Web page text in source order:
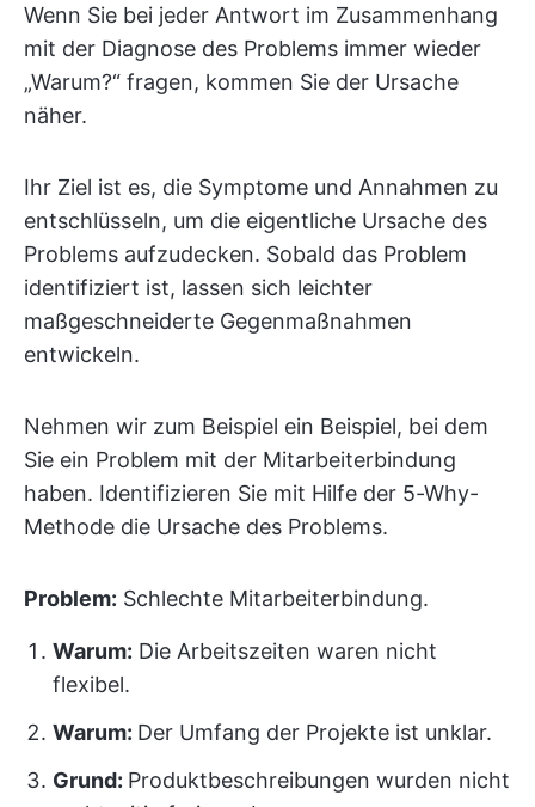
Wenn Sie bei jeder Antwort im Zusammenhang
mit der Diagnose des Problems immer wieder
„Warum?“ fragen, kommen Sie der Ursache
näher.
Ihr Ziel ist es, die Symptome und Annahmen zu
entschlüsseln, um die eigentliche Ursache des
Problems aufzudecken. Sobald das Problem
identifiziert ist, lassen sich leichter
maßgeschneiderte Gegenmaßnahmen
entwickeln.
Nehmen wir zum Beispiel ein Beispiel, bei dem
Sie ein Problem mit der Mitarbeiterbindung
haben. Identifizieren Sie mit Hilfe der 5-Why-
Methode die Ursache des Problems.
Problem: Schlechte Mitarbeiterbindung.
Warum: Die Arbeitszeiten waren nicht
flexibel.
Warum: Der Umfang der Projekte ist unklar.
Grund: Produktbeschreibungen wurden nicht